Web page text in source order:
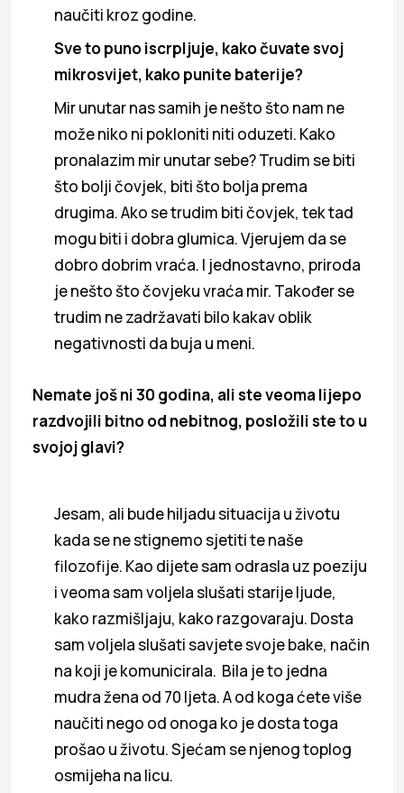
naučiti kroz godine.
Sve to puno iscrpljuje, kako čuvate svoj
mikrosvijet, kako punite baterije?
Mir unutar nas samih je nešto što nam ne
može niko ni pokloniti niti oduzeti. Kako
pronalazim mir unutar sebe? Trudim se biti
što bolji čovjek, biti što bolja prema
drugima. Ako se trudim biti čovjek, tek tad
mogu biti i dobra glumica. Vjerujem da se
dobro dobrim vraća. I jednostavno, priroda
je nešto što čovjeku vraća mir. Također se
trudim ne zadržavati bilo kakav oblik
negativnosti da buja u meni.
Nemate još ni 30 godina, ali ste veoma lijepo
razdvojili bitno od nebitnog, posložili ste to u
svojoj glavi?
Jesam, ali bude hiljadu situacija u životu
kada se ne stignemo sjetiti te naše
filozofije. Kao dijete sam odrasla uz poeziju
i veoma sam voljela slušati starije ljude,
kako razmišljaju, kako razgovaraju. Dosta
sam voljela slušati savjete svoje bake, način
na koji je komunicirala. Bila je to jedna
mudra žena od 70 ljeta. A od koga ćete više
naučiti nego od onoga ko je dosta toga
prošao u životu. Sjećam se njenog toplog
osmijeha na licu.